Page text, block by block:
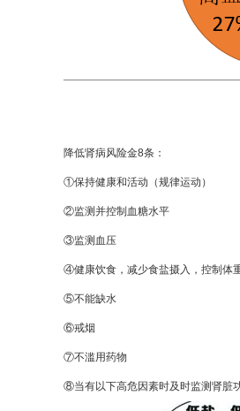
降低肾病风险金8条：
①保持健康和活动（规律运动）
②监测并控制血糖水平
③监测血压
④健康饮食，减少食盐摄入，控制体
⑤不能缺水
⑥戒烟
⑦不滥用药物
⑧当有以下高危因素时及时监测肾脏